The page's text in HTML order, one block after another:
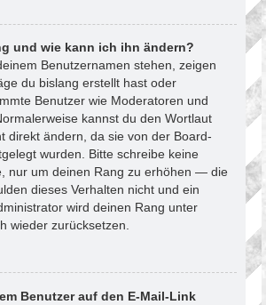
und wie kann ich ihn ändern?
Benutzernamen stehen, zeigen
du bislang erstellt hast oder
Benutzer wie Moderatoren und
kannst du den Wortlaut
direkt ändern, da sie von der Board-
wurden. Bitte schreibe keine
nur um deinen Rang zu erhöhen — die
dieses Verhalten nicht und ein
wird deinen Rang unter
wieder zurücksetzen.
Benutzer auf den E-Mail-Link